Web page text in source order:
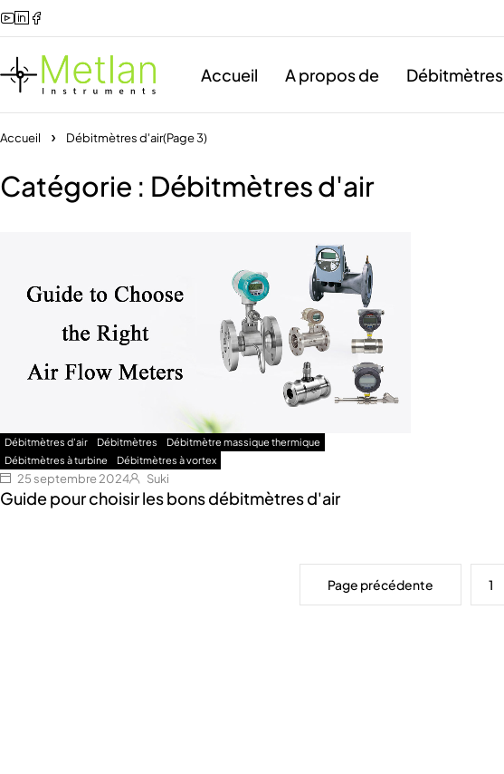
Accueil A propos de Débitmètres
Accueil Débitmètres d'air(Page 3)
Catégorie : Débitmètres d'air
Débitmètres d'air Débitmètres
Débitmètre massique thermique
Débitmètres à turbine
Débitmètres à vortex
25 septembre 2024 Suki
Guide pour choisir les bons débitmètres d'air
Page précédente 1